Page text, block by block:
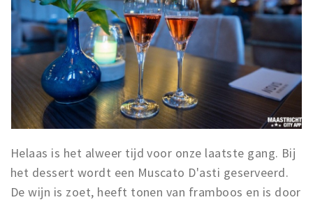
Helaas is het alweer tijd voor onze laatste gang. Bij
het dessert wordt een Muscato D'asti geserveerd.
De wijn is zoet, heeft tonen van framboos en is door